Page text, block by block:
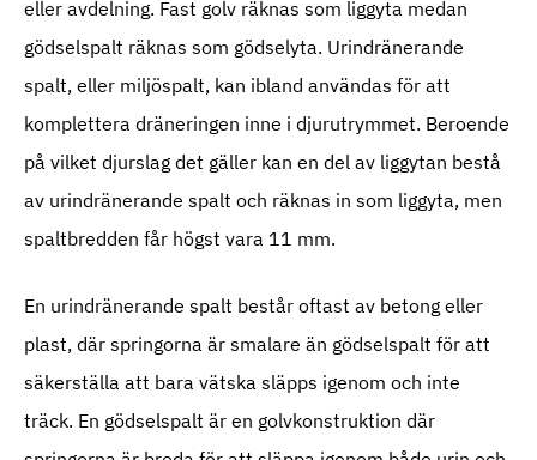
eller avdelning. Fast golv räknas som liggyta medan
gödselspalt räknas som gödselyta. Urindränerande
spalt, eller miljöspalt, kan ibland användas för att
komplettera dräneringen inne i djurutrymmet. Beroende
på vilket djurslag det gäller kan en del av liggytan bestå
av urindränerande spalt och räknas in som liggyta, men
spaltbredden får högst vara 11 mm.
En urindränerande spalt består oftast av betong eller
plast, där springorna är smalare än gödselspalt för att
säkerställa att bara vätska släpps igenom och inte
träck. En gödselspalt är en golvkonstruktion där